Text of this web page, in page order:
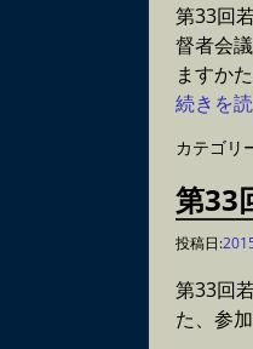
第33回
督者会
ますか
続きを
カテゴリ
第33
投稿日:
第33回
た、参